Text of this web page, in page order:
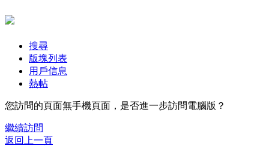
搜尋
版塊列表
用戶信息
熱帖
您訪問的頁面無手機頁面，是否進一步訪問電腦版？
繼續訪問
返回上一頁